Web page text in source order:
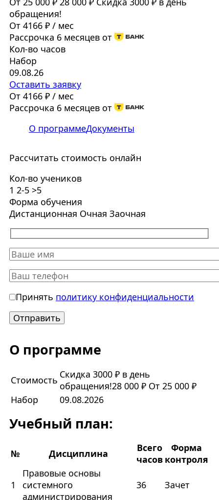
обращения!
От 4166 ₽ / мес
Рассрочка 6 месяцев от
Кол-во часов
Набор
09.08.26
Оставить заявку
От 4166 ₽ / мес
Рассрочка 6 месяцев от
О программеДокументы
Рассчитать стоимость онлайн
Кол-во учеников
1 2-5 >5
Форма обучения
Дистанционная Очная Заочная
Принять политику конфиденциальности
О программе
Стоимость Скидка 3000 ₽ в день
обращения!28 000 ₽ От 25 000 ₽
Набор
09.08.2026
Учебный план:
№ Дисциплина
Всего
часов
Форма
контроля
1
Правовые основы
системного
администрирования
36 Зачет